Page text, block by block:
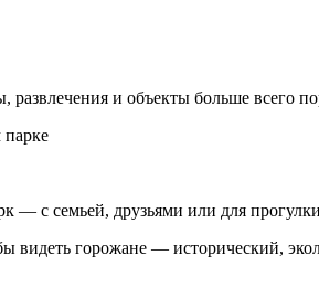
и объекты больше всего
— с семьей, друзьями или для
видеть горожане — исторический,